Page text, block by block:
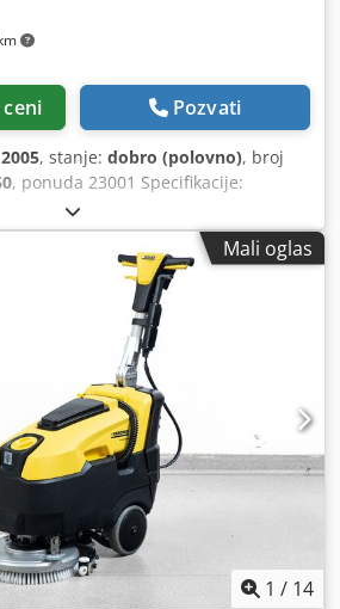
Pozvati
2005, stanje: dobro (polovno), broj
, ponuda 23001 Specifikacije:
Hjr - Širina bubnja 1 - 15 mm - Rezač
umecima - Ugao bureta 30° - 37,5 -
/ 1100 Watt - Svemirski zahtev oko. W
- Težina je okona. 20 kg - Slučaj
Mali oglas
1 / 14